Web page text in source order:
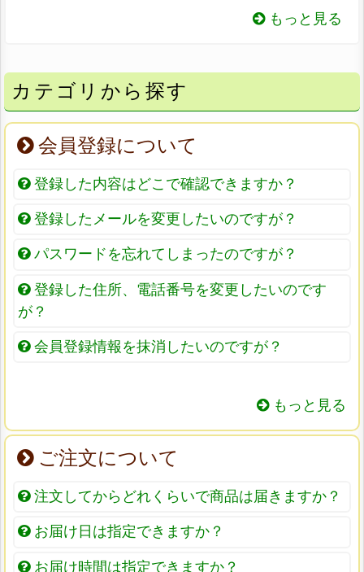
もっと見る
カテゴリから探す
会員登録について
登録した内容はどこで確認できますか？
登録したメールを変更したいのですが？
パスワードを忘れてしまったのですが？
登録した住所、電話番号を変更したいのです
が？
会員登録情報を抹消したいのですが？
もっと見る
ご注文について
注文してからどれくらいで商品は届きますか？
お届け日は指定できますか？
お届け時間は指定できますか？